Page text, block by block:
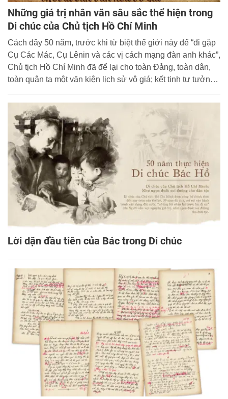
Những giá trị nhân văn sâu sắc thể hiện trong
Di chúc của Chủ tịch Hồ Chí Minh
Cách đây 50 năm, trước khi từ biệt thế giới này để “đi gặp
Cụ Các Mác, Cụ Lênin và các vị cách mạng đàn anh khác”,
Chủ tịch Hồ Chí Minh đã để lại cho toàn Đảng, toàn dân,
toàn quân ta một văn kiện lịch sử vô giá; kết tinh tư tưởng,
phóng dân tộc, danh nhân văn hóa thế giới - đó là bản Di
chúc mà Người gọi là Tài liệu “Tuyệt đối bí mật”.
Lời dặn đầu tiên của Bác trong Di chúc